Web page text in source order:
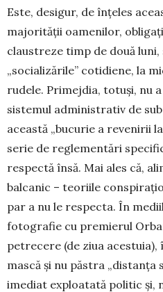
Este, desigur, de înțeles
majorității oame­ni­lor,
claustreze timp de două luni,
„socializările” cotidiene, la
rudele. Primejdia, totuși, nu
sistemul administrativ de
această „bucurie a revenirii
serie de reglementări
respectă însă. Mai ales că,
balcanic – teoriile
par a nu le respecta. În
foto­gra­fie cu premierul
petre­cere (de ziua
mască și nu păstra „distanța
imediat exploatată politic și,